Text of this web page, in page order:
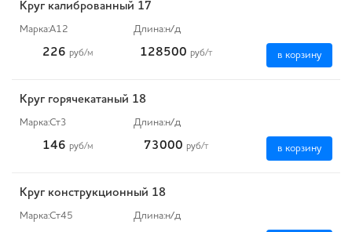
Круг калиброванный 17
Марка:А12 Длина:н/д
226 руб/м 128500 руб/т в корзину
Круг горячекатаный 18
Марка:Ст3 Длина:н/д
146 руб/м 73000 руб/т в корзину
Круг конструкционный 18
Марка:Ст45 Длина:н/д